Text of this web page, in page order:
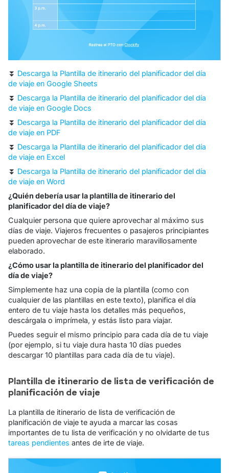
⏬ Descarga la Plantilla de itinerario del planificador del día
de viaje en Google Sheets
⏬ Descarga la Plantilla de itinerario del planificador del día
de viaje en Google Docs
⏬ Descarga la Plantilla de itinerario del planificador del día
de viaje en PDF
⏬ Descarga la Plantilla de itinerario del planificador del día
de viaje en Excel
⏬ Descarga la Plantilla de itinerario del planificador del día
de viaje en Word
¿Quién debería usar la plantilla de itinerario del
planificador del día de viaje?
Cualquier persona que quiere aprovechar al máximo sus
días de viaje. Viajeros frecuentes o pasajeros principiantes
pueden aprovechar de este itinerario maravillosamente
elaborado.
¿Cómo usar la plantilla de itinerario del planificador del
día de viaje?
Simplemente haz una copia de la plantilla (como con
cualquier de las plantillas en este texto), planifica el día
entero de tu viaje hasta los detalles más pequeños,
descárgala o imprímela, y estás listo para viajar.
Puedes seguir el mismo principio para cada día de tu viaje
(por ejemplo, si tu viaje dura hasta 10 días puedes
descargar 10 plantillas para cada día de tu viaje).
Plantilla de itinerario de lista de verificación de
planificación de viaje
La plantilla de itinerario de lista de verificación de
planificación de viaje te ayuda a marcar las cosas
importantes de tu lista de verificación y no olvidarte de tus
tareas pendientes antes de irte de viaje.